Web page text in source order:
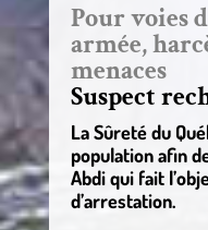
Pour voies
armée,
menaces
Suspect
La Sûreté du
population afin
Abdi qui fait
d’arrestation.